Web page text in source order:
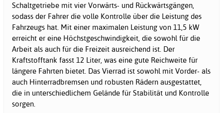
Schaltgetriebe mit vier Vorwärts- und Rückwärtsgängen,
sodass der Fahrer die volle Kontrolle über die Leistung des
Fahrzeugs hat. Mit einer maximalen Leistung von 11,5 kW
erreicht er eine Höchstgeschwindigkeit, die sowohl für die
Arbeit als auch für die Freizeit ausreichend ist. Der
Kraftstofftank fasst 12 Liter, was eine gute Reichweite für
längere Fahrten bietet. Das Vierrad ist sowohl mit Vorder- als
auch Hinterradbremsen und robusten Rädern ausgestattet,
die in unterschiedlichem Gelände für Stabilität und Kontrolle
sorgen.